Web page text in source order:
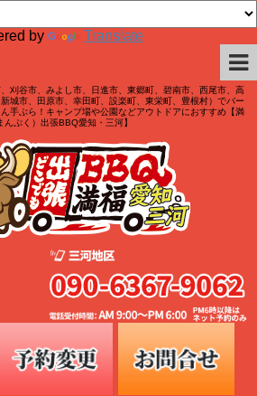
by Translate
刈谷市、みよし市、日進市、東郷町、碧南市、西尾市、高
城市、田原市、幸田町、設楽町、東栄町、豊根村）でバー
手ぶら！キャンプ場や公園などアウトドアにおすすめ【満
んぷく）出張BBQ愛知・三河】